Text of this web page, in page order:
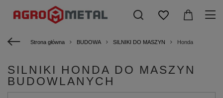
Strona główna BUDOWA SILNIKI DO MASZYN Honda
SILNIKI HONDA DO MASZYN
BUDOWLANYCH